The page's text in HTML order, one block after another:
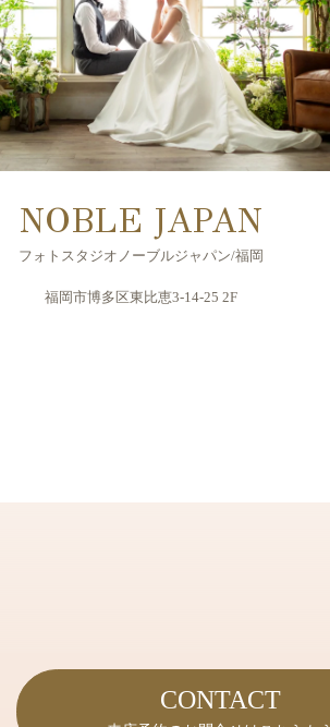
NOBLE JAPAN
フォトスタジオノーブルジャパン/福岡
福岡市博多区東比恵3-14-25 2F
CONTACT